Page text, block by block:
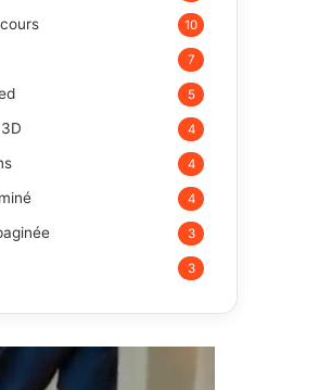
10
7
5
4
4
4
3
3